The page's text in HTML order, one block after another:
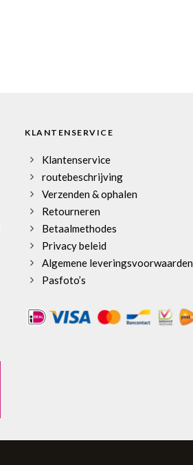
KLANTENSERVICE
Klantenservice
routebeschrijving
Verzenden & ophalen
Retourneren
Betaalmethodes
Privacy beleid
Algemene leveringsvoorwaarden
Pasfoto’s